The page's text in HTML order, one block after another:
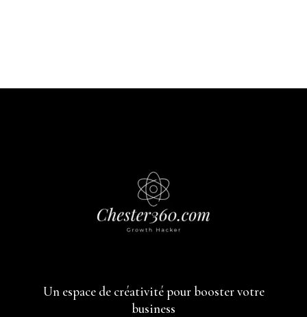
Un espace de créativité pour booster votre
business